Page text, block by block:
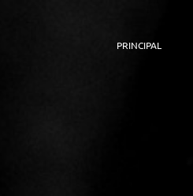
PRINCIPAL